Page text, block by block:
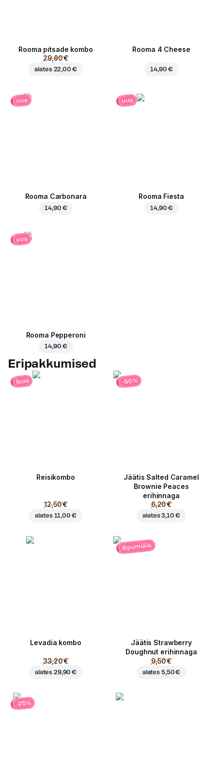
Rooma pitsade kombo
29,80 €
alates 22,00 €
Rooma 4 Cheese
14,90 €
uus
Rooma Carbonara
14,90 €
uus
Rooma Fiesta
14,90 €
uus
Rooma Pepperoni
14,90 €
Eripakkumised
loos
Reisikombo
12,50 €
alates 11,00 €
-50%
Jäätis Salted Caramel
Brownie Peaces
erihinnaga
6,20 €
alates3,10 €
Levadia kombo
33,20 €
alates 29,90 €
lõpumüük
Jäätis Strawberry
Doughnut erihinnaga
9,50 €
alates 5,50 €
-25%